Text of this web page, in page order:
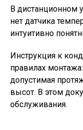
В дистанционном
нет датчика
интуитивно
Инструкция к
правилах
допустимая
высот. В этом
обслуживания.